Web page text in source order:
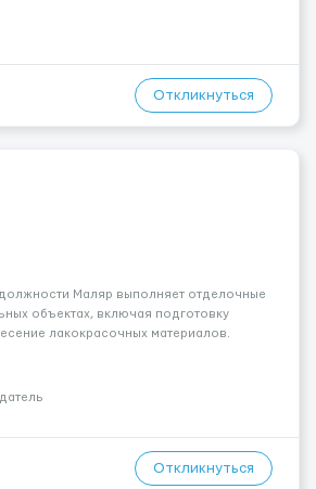
Откликнуться
Маляр выполняет отделочные
объектах, включая подготовку
лакокрасочных материалов.
приглашения делаем только для
портф...
Откликнуться